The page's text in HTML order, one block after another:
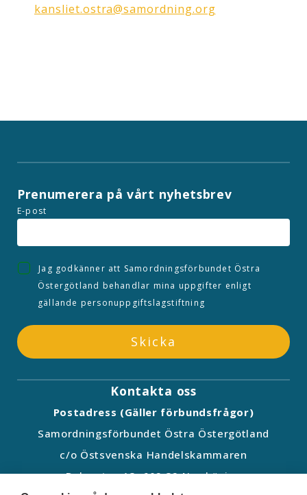
kansliet.ostra@samordning.org
Prenumerera på vårt nyhetsbrev
E-post
Jag godkänner att Samordningsförbundet Östra
Östergötland behandlar mina uppgifter enligt
gällande personuppgiftslagstiftning
Skicka
Kontakta oss
Postadress (Gäller förbundsfrågor)
Samordningsförbundet Östra Östergötland
c/o Östsvenska Handelskammaren
Dalsgatan 13, 602 32 Norrköping